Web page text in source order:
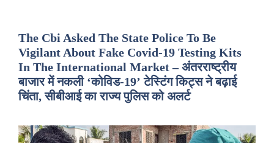
The Cbi Asked The State Police To Be
Vigilant About Fake Covid-19 Testing Kits
In The International Market – अंतरराष्ट्रीय
बाजार में नकली ‘कोविड-19’ टेस्टिंग किट्स ने बढ़ाई
चिंता, सीबीआई का राज्य पुलिस को अलर्ट